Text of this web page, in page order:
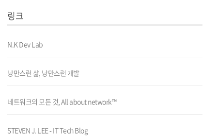
링크
N.K Dev Lab
낭만스런 삶, 낭만스런 개발
네트워크의 모든 것, All about network™
STEVEN J. LEE - IT Tech Blog